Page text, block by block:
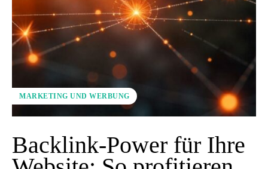
MARKETING UND WERBUNG
Backlink-Power für Ihre